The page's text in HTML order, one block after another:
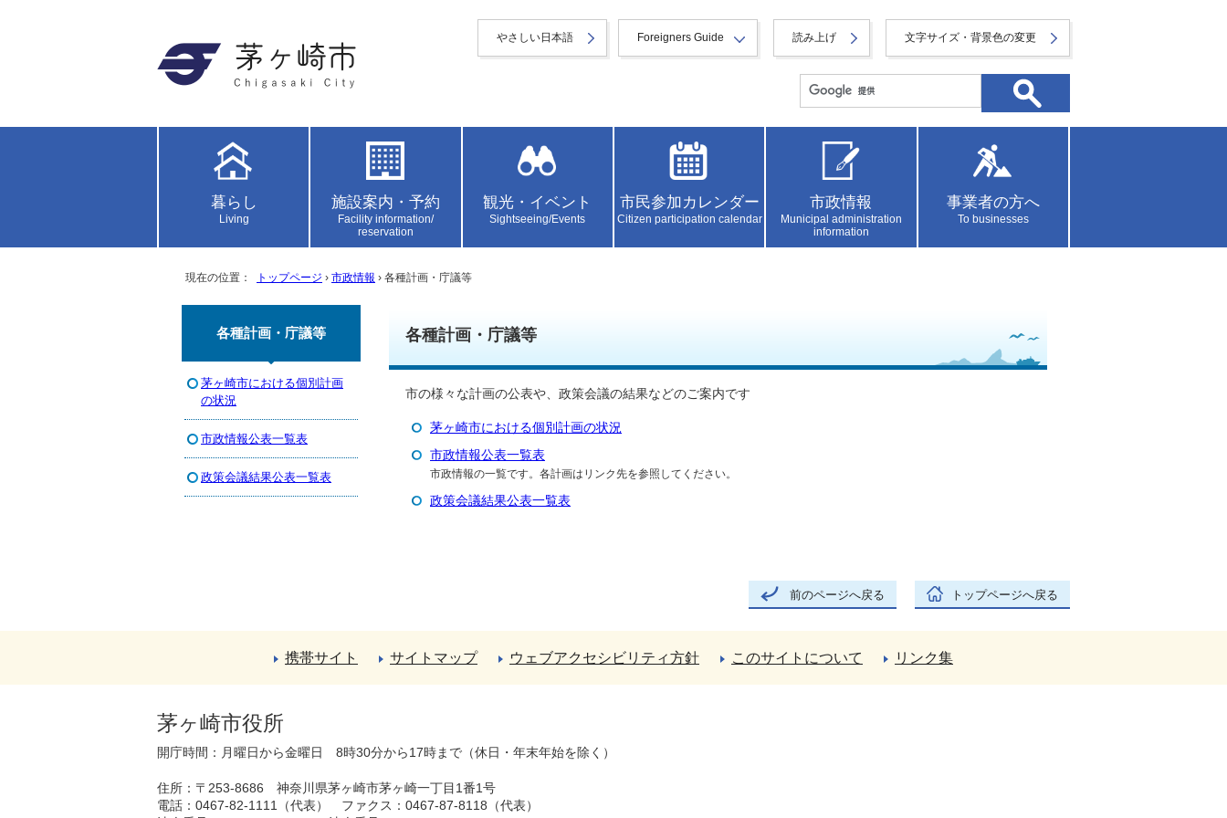
やさしい日本語 Foreigners Guide 読み上げ 文字サイズ・背景色の変更
暮らし
Living
施設案内・予約
Facility information/
reservation
観光・イベント
Sightseeing/Events
市民参加カレンダー
Citizen participation calendar
市政情報
Municipal administration
information
事業者の方へ
To businesses
現在の位置： トップページ › 市政情報 › 各種計画・庁議等
各種計画・庁議等
市の様々な計画の公表や、政策会議の結果などのご案内です
茅ヶ崎市における個別計画の状況
市政情報公表一覧表
市政情報の一覧です。各計画はリンク先を参照してください。
政策会議結果公表一覧表
各種計画・庁議等
茅ヶ崎市における個別計画
の状況
市政情報公表一覧表
政策会議結果公表一覧表
前のページへ戻る トップページへ戻る
携帯サイト サイトマップ ウェブアクセシビリティ方針 このサイトについて リンク集
茅ヶ崎市役所
開庁時間：月曜日から金曜日 8時30分から17時まで（休日・年末年始を除く）
住所：〒253-8686 神奈川県茅ヶ崎市茅ヶ崎一丁目1番1号
電話：0467-82-1111（代表） ファクス：0467-87-8118（代表）